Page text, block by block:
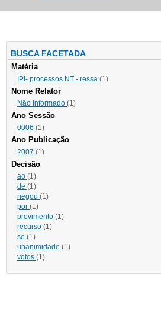
BUSCA FACETADA
Matéria
IPI- processos NT - ressa (1)
Nome Relator
Não Informado (1)
Ano Sessão
0006 (1)
Ano Publicação
2007 (1)
Decisão
ao (1)
de (1)
negou (1)
por (1)
provimento (1)
recurso (1)
se (1)
unanimidade (1)
votos (1)